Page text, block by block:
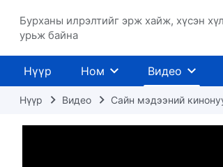
Бурханы илрэлтийг эрж хайж, хүсэн
урьж байна
Нүүр Ном Видео
Нүүр Видео Сайн мэдээний